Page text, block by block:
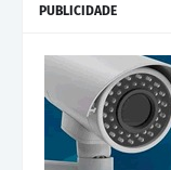
PUBLICIDADE